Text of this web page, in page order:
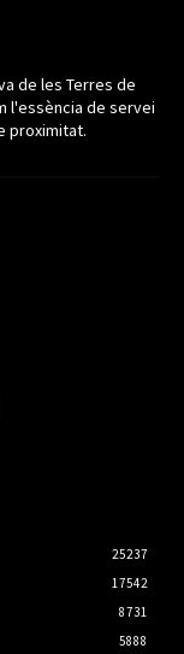
de les Terres de
l'essència de servei
proximitat.
25237
17542
8731
5888